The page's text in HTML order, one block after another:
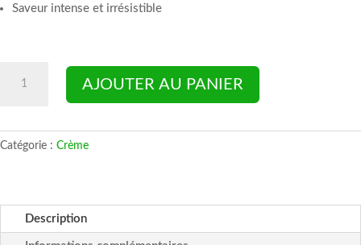
Saveur intense et irrésistible
de
mure
AJOUTER AU PANIER
Catégorie : Crème
Description